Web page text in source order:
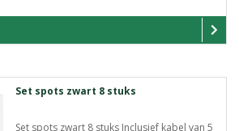
Set spots zwart 8 stuks
Set spots zwart 8 stuks Inclusief kabel van 5